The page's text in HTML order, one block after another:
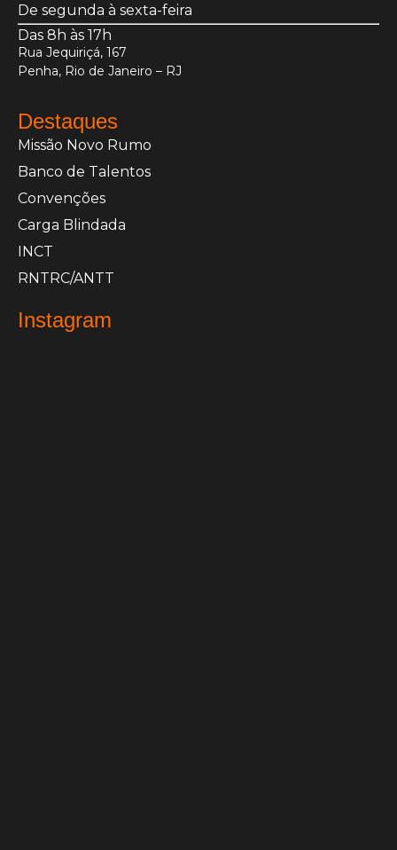
De segunda à sexta-feira
Das 8h às 17h
Rua Jequiriçá, 167
Penha, Rio de Janeiro – RJ
Destaques
Missão Novo Rumo
Banco de Talentos
Convenções
Carga Blindada
INCT
RNTRC/ANTT
Instagram